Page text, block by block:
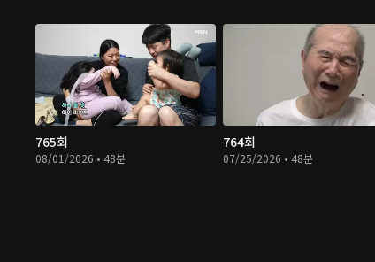
765회
08/01/2026 • 48분
764회
07/25/2026 • 48분